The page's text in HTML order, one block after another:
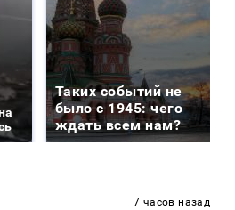
Таких событий не
было с 1945: чего
ждать всем нам?
7 часов назад